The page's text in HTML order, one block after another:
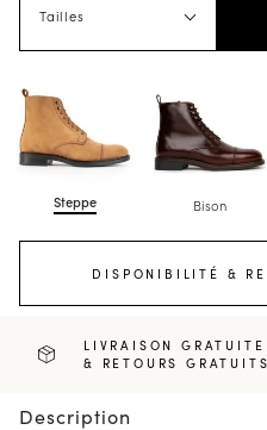
Tailles
Steppe Bison
DISPONIBILITÉ &
LIVRAISON
& RETOURS GRATUITS
Description